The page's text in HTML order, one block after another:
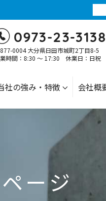
0973-23-3138
0004 大分県日田市城町2丁目8-5
時間：8:30 ～ 17:30 休業日：日祝
社の強み・特徴 会社概
ージ